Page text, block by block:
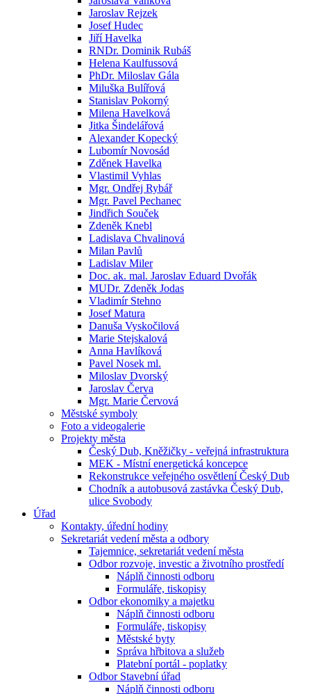
Jaroslav Rejzek
Josef Hudec
Jiří Havelka
RNDr. Dominik Rubáš
Helena Kaulfussová
PhDr. Miloslav Gála
Miluška Bulířová
Stanislav Pokorný
Milena Havelková
Jitka Šindelářová
Alexander Kopecký
Lubomír Novosád
Zděnek Havelka
Vlastimil Vyhlas
Mgr. Ondřej Rybář
Mgr. Pavel Pechanec
Jindřich Souček
Zdeněk Knebl
Ladislava Chvalinová
Milan Pavlů
Ladislav Miler
Doc. ak. mal. Jaroslav Eduard Dvořák
MUDr. Zdeněk Jodas
Vladimír Stehno
Josef Matura
Danuša Vyskočilová
Marie Stejskalová
Anna Havlíková
Pavel Nosek ml.
Miloslav Dvorský
Jaroslav Červa
Mgr. Marie Červová
Městské symboly
Foto a videogalerie
Projekty města
Český Dub, Kněžičky - veřejná infrastruktura
MEK - Místní energetická koncepce
Rekonstrukce veřejného osvětlení Český Dub
Chodník a autobusová zastávka Český Dub,
ulice Svobody
Úřad
Kontakty, úřední hodiny
Sekretariát vedení města a odbory
Tajemnice, sekretariát vedení města
Odbor rozvoje, investic a životního prostředí
Náplň činnosti odboru
Formuláře, tiskopisy
Odbor ekonomiky a majetku
Náplň činnosti odboru
Formuláře, tiskopisy
Městské byty
Správa hřbitova a služeb
Platební portál - poplatky
Odbor Stavební úřad
Náplň činnosti odboru